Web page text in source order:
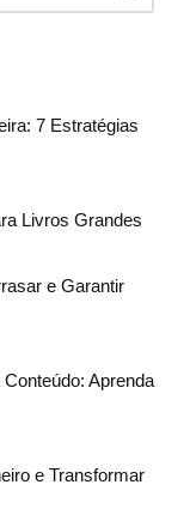
7 Estratégias
Livros Grandes
e Garantir
Aprenda
e Transformar